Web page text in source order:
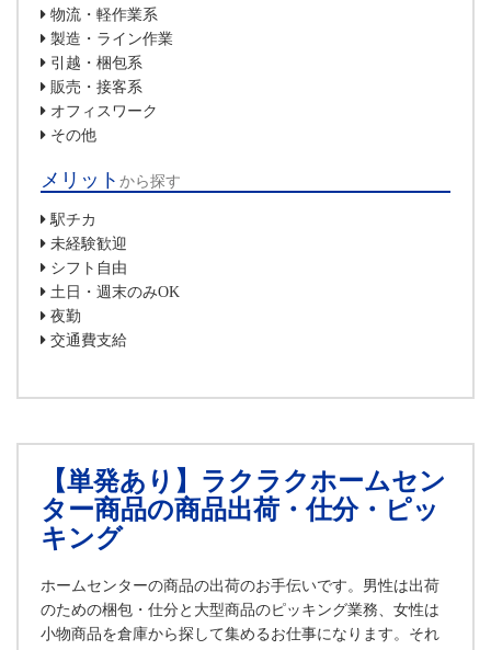
物流・軽作業系
製造・ライン作業
引越・梱包系
販売・接客系
オフィスワーク
その他
メリット から探す
駅チカ
未経験歓迎
シフト自由
土日・週末のみOK
夜勤
交通費支給
【単発あり】ラクラクホームセン
ター商品の商品出荷・仕分・ピッ
キング
ホームセンターの商品の出荷のお手伝いです。男性は出荷
のための梱包・仕分と大型商品のピッキング業務、女性は
小物商品を倉庫から探して集めるお仕事になります。それ